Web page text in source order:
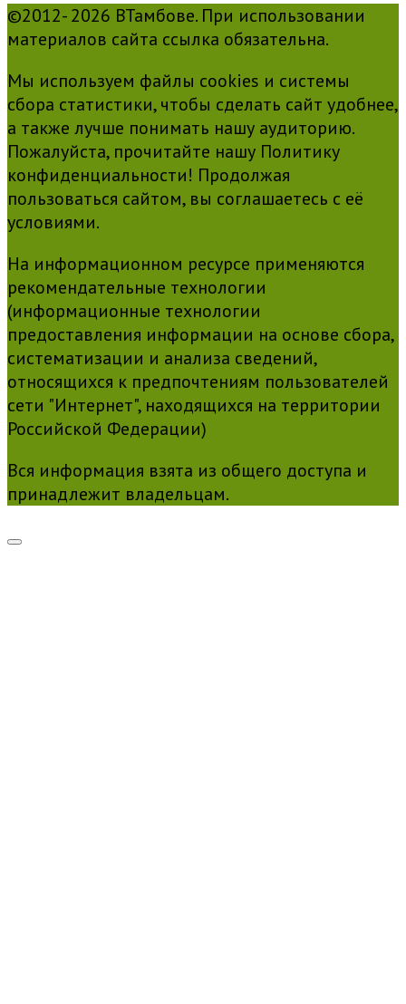
©2012- 2026 ВТамбове. При использовании
материалов сайта ссылка обязательна.
Мы используем файлы cookies и системы
сбора статистики, чтобы сделать сайт удобнее,
а также лучше понимать нашу аудиторию.
Пожалуйста, прочитайте нашу Политику
конфиденциальности! Продолжая
пользоваться сайтом, вы соглашаетесь с её
условиями.
На информационном ресурсе применяются
рекомендательные технологии
(информационные технологии
предоставления информации на основе сбора,
систематизации и анализа сведений,
относящихся к предпочтениям пользователей
сети "Интернет", находящихся на территории
Российской Федерации)
Вся информация взята из общего доступа и
принадлежит владельцам.